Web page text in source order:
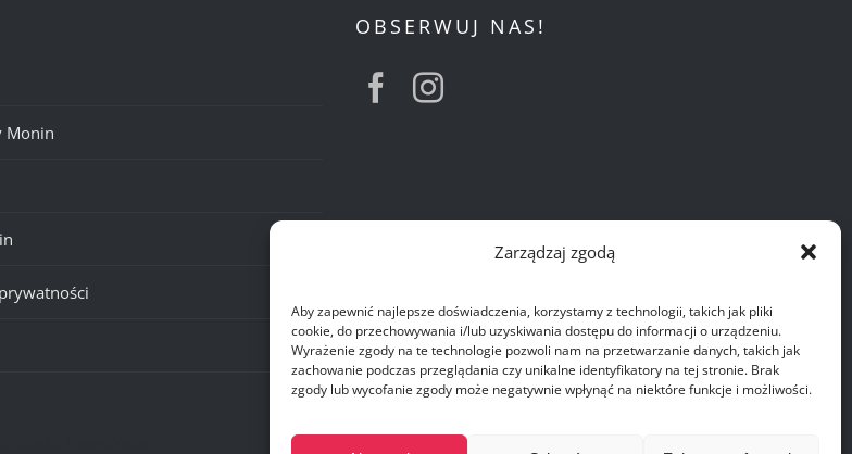
Zarządzaj zgodą
Aby zapewnić najlepsze doświadczenia, korzystamy z technologii, takich jak pliki
cookie, do przechowywania i/lub uzyskiwania dostępu do informacji o urządzeniu.
Wyrażenie zgody na te technologie pozwoli nam na przetwarzanie danych, takich jak
zachowanie podczas przeglądania czy unikalne identyfikatory na tej stronie. Brak
zgody lub wycofanie zgody może negatywnie wpłynąć na niektóre funkcje i możliwości.
Monin
OBSERWUJ NAS!